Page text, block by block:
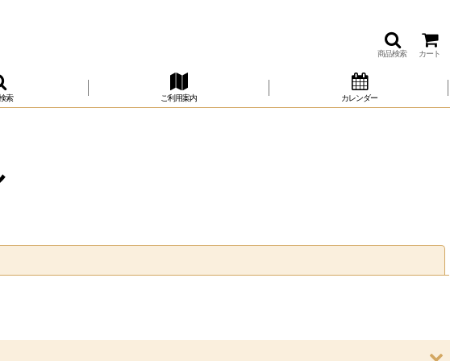
商品検索 カート
索 ご利用案内 カレンダー